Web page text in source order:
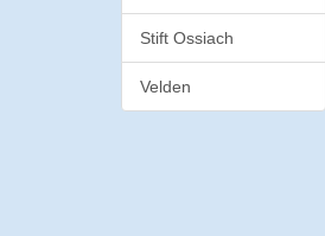
Stift Ossiach
Velden